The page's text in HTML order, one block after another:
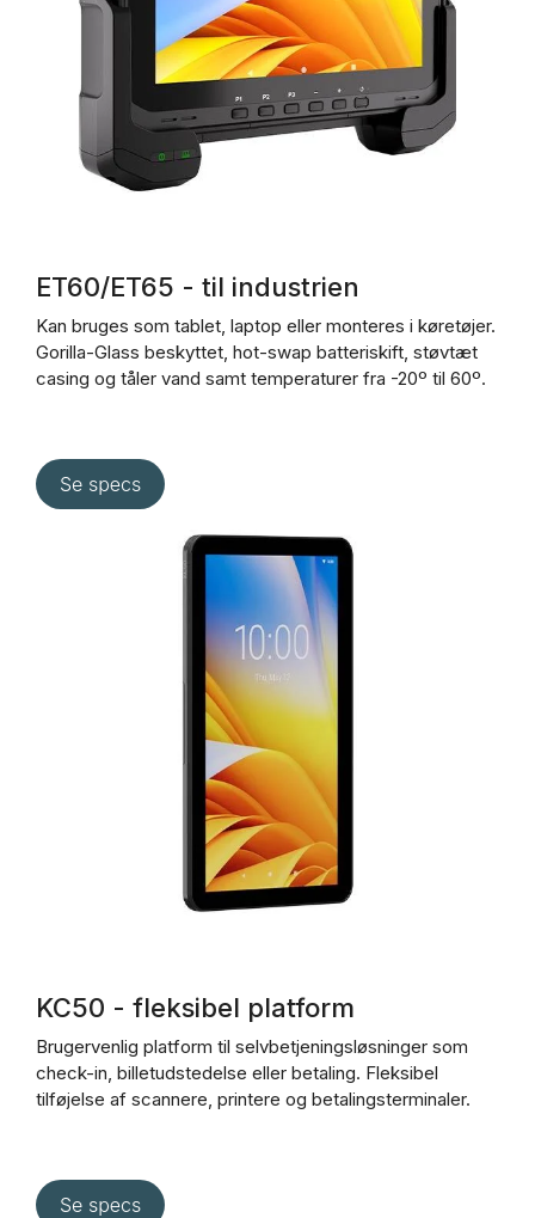
ET60/ET65 - til industrien
Kan bruges som tablet, laptop eller monteres i køretøjer.
Gorilla-Glass beskyttet, hot-swap batteriskift, støvtæt
casing og tåler vand samt temperaturer fra -20º til 60º.
KC50 - fleksibel platform
Brugervenlig platform til selvbetjeningsløsninger som
check-in, billetudstedelse eller betaling. Fleksibel
tilføjelse af scannere, printere og betalingsterminaler.